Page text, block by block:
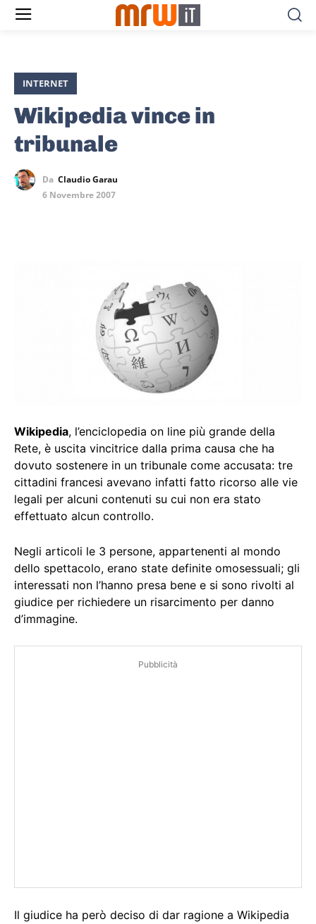
INTERNET
Wikipedia vince in
tribunale
Da Claudio Garau
6 Novembre 2007
Wikipedia, l’enciclopedia on line più grande della
Rete, è uscita vincitrice dalla prima causa che ha
dovuto sostenere in un tribunale come accusata: tre
cittadini francesi avevano infatti fatto ricorso alle vie
legali per alcuni contenuti su cui non era stato
effettuato alcun controllo.
Negli articoli le 3 persone, appartenenti al mondo
dello spettacolo, erano state definite omosessuali; gli
interessati non l’hanno presa bene e si sono rivolti al
giudice per richiedere un risarcimento per danno
d’immagine.
Pubblicità
Il giudice ha però deciso di dar ragione a Wikipedia